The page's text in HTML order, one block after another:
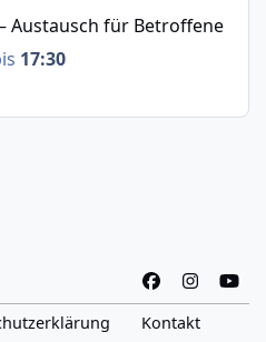
für Betroffene
Austausch für Betroffene
17:30
a
n
s
o
Kontakt